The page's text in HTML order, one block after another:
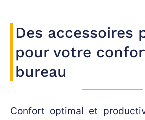
Des accessoires
pour votre
bureau
Confort optimal et